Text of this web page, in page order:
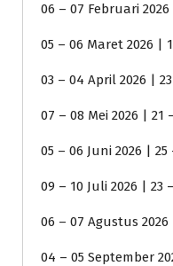
06 – 07 Februari
05 – 06 Maret 2026 |
03 – 04 April 2026 |
07 – 08 Mei 2026 | 21
05 – 06 Juni 2026 | 25
09 – 10 Juli 2026 | 23
06 – 07 Agustus
04 – 05 September